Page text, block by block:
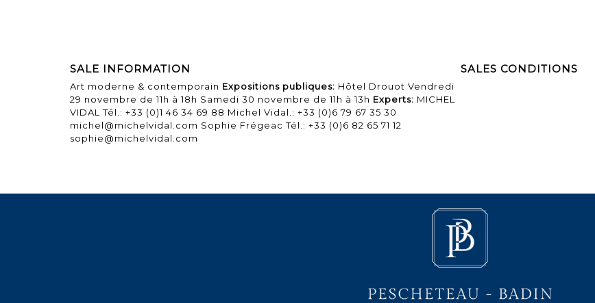
SALE INFORMATION
Art moderne & contemporain Expositions publiques: Hôtel Drouot Vendredi
29 novembre de 11h à 18h Samedi 30 novembre de 11h à 13h Experts: MICHEL
VIDAL Tél.: +33 (0)1 46 34 69 88 Michel Vidal.: +33 (0)6 79 67 35 30
michel@michelvidal.com Sophie Frégeac Tél.: +33 (0)6 82 65 71 12
sophie@michelvidal.com
SALES CONDITIONS